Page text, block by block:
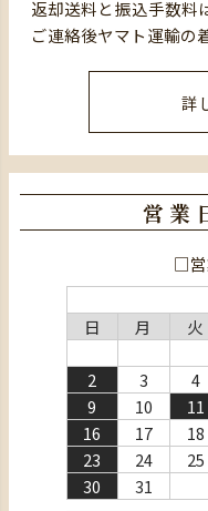
返却送料と振込手数料
ご連絡後ヤマト運輸の
詳
営業
□営
日
月 火
2
3 4
9
10 11
16
17 18
23
24 25
30
31